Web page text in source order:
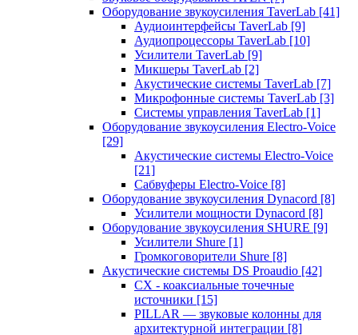
Оборудование звукоусиления TaverLab [41]
Аудиоинтерфейсы TaverLab [9]
Аудиопроцессоры TaverLab [10]
Усилители TaverLab [9]
Микшеры TaverLab [2]
Акустические системы TaverLab [7]
Микрофонные системы TaverLab [3]
Системы управления TaverLab [1]
Оборудование звукоусиления Electro-Voice
[29]
Акустические системы Electro-Voice
[21]
Сабвуферы Electro-Voice [8]
Оборудование звукоусиления Dynacord [8]
Усилители мощности Dynacord [8]
Оборудование звукоусиления SHURE [9]
Усилители Shure [1]
Громкоговорители Shure [8]
Акустические системы DS Proaudio [42]
CX - коаксиальные точечные
источники [15]
PILLAR — звуковые колонны для
архитектурной интеграции [8]